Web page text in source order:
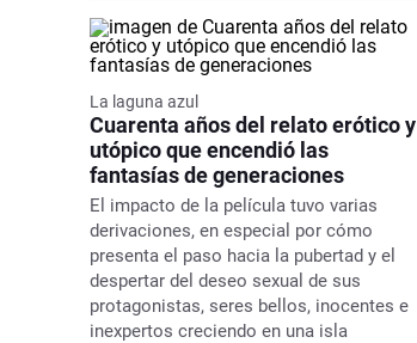
La laguna azul
Cuarenta años del relato erótico y
utópico que encendió las
fantasías de generaciones
El impacto de la película tuvo varias
derivaciones, en especial por cómo
presenta el paso hacia la pubertad y el
despertar del deseo sexual de sus
protagonistas, seres bellos, inocentes e
inexpertos creciendo en una isla